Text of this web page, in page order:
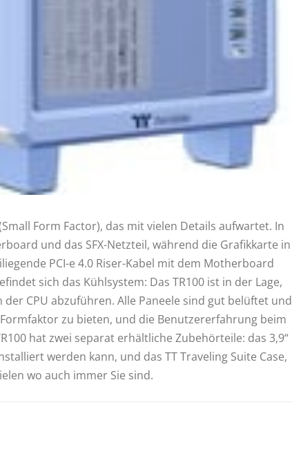
Form Factor), das mit vielen Details aufwartet. In
und das SFX-Netzteil, während die Grafikkarte in
PCI-e 4.0 Riser-Kabel mit dem Motherboard
sich das Kühlsystem: Das TR100 ist in der Lage,
CPU abzuführen. Alle Paneele sind gut belüftet und
zu bieten, und die Benutzererfahrung beim
hat zwei separat erhältliche Zubehörteile: das 3,9“
werden kann, und das TT Traveling Suite Case,
wo auch immer Sie sind.